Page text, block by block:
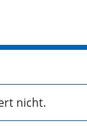
nicht.